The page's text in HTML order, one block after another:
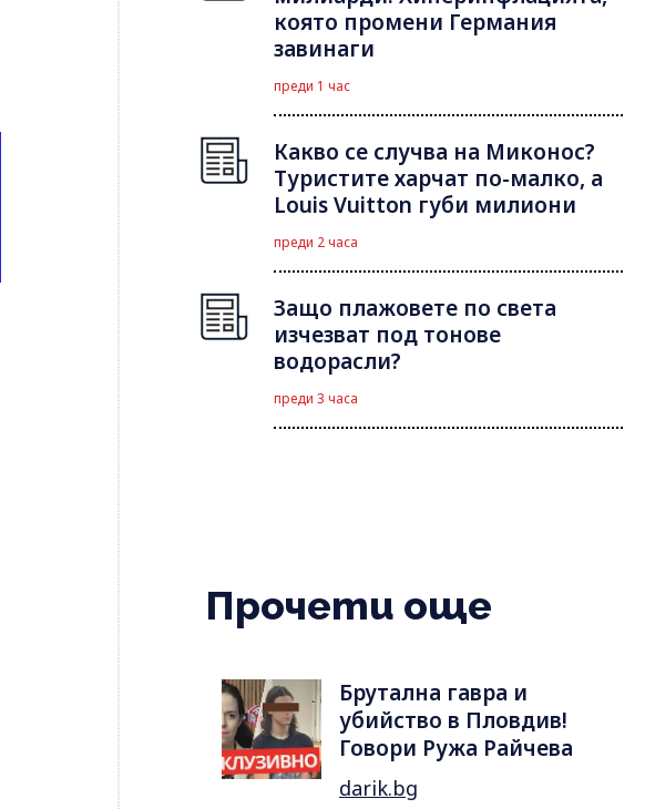
която промени Германия
завинаги
преди 1 час
Какво се случва на Миконос?
Туристите харчат по-малко, а
Louis Vuitton губи милиони
преди 2 часа
Защо плажовете по света
изчезват под тонове
водорасли?
преди 3 часа
Прочети още
Брутална гавра и
убийство в Пловдив!
Говори Ружа Райчева
darik.bg